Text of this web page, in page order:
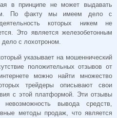
в принципе не может выдавать
По факту мы имеем дело с
которых никем не
Это является железобетонным
с лохотроном.
указывает на мошеннический
положительных отзывов от
можно найти множество
трейдеры описывают свои
с этой платформой. Эти отзывы
вывода средств,
методы продаж, что является